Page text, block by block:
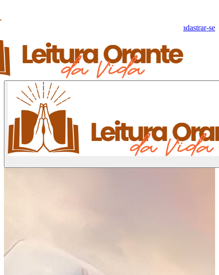
Cadastrar-se